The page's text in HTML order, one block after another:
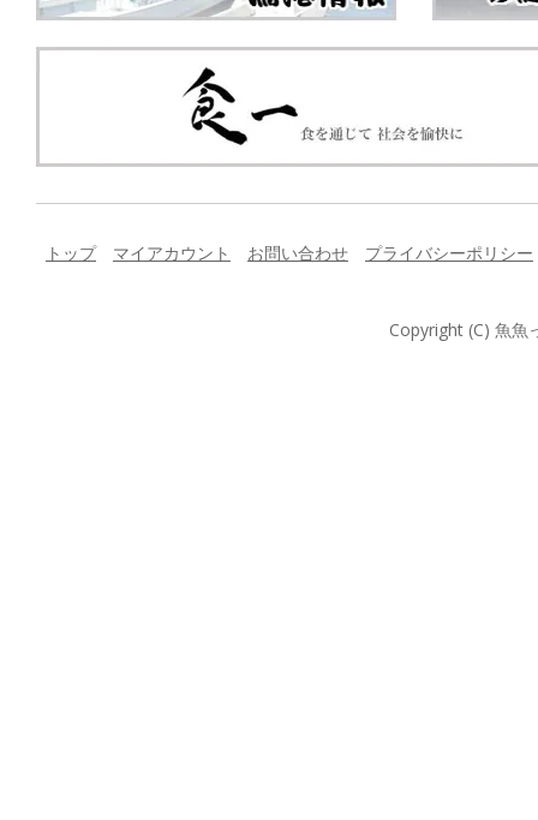
トップ マイアカウント お問い合わせ プライバシーポリシー
Copyright (C) 魚